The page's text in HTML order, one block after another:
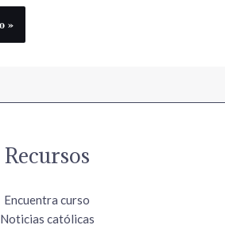
Recursos
Encuentra curso
Noticias católicas